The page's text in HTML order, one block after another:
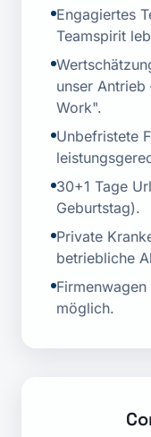
Engagiertes
Teamspirit
unser Antrieb
Work".
Unbefristete
30+1 Tage
Geburtstag).
Private
betriebliche
möglich.